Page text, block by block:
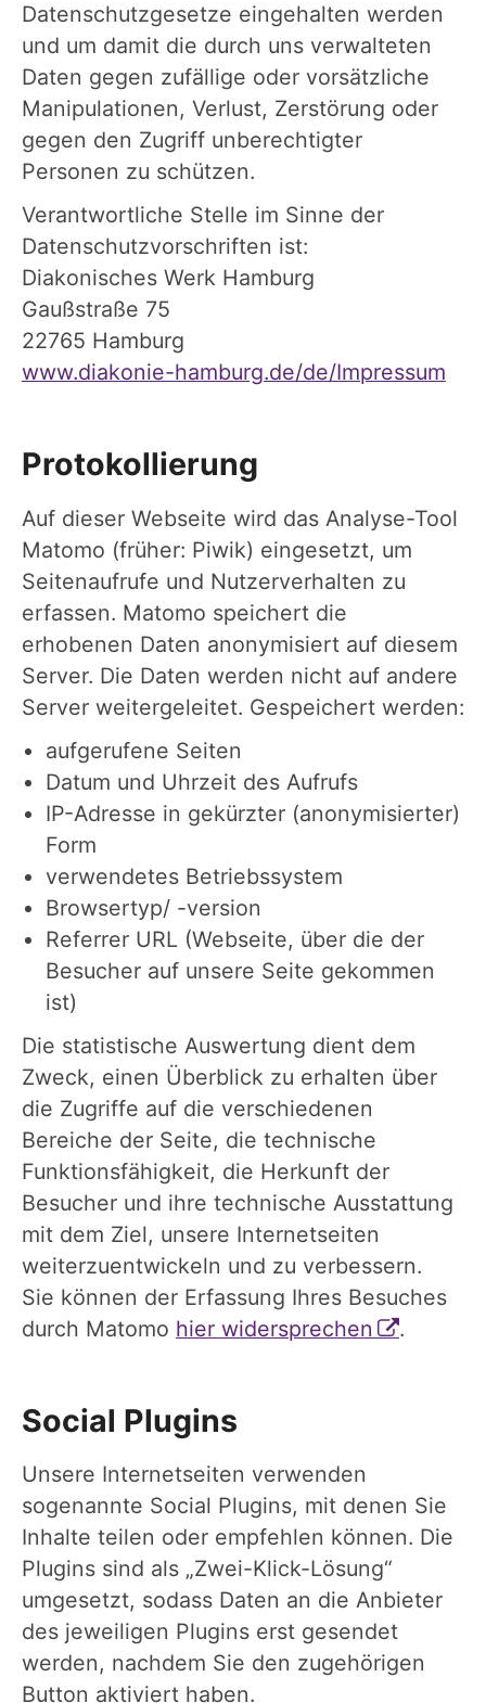
Datenschutzgesetze eingehalten werden
und um damit die durch uns verwalteten
Daten gegen zufällige oder vorsätzliche
Manipulationen, Verlust, Zerstörung oder
gegen den Zugriff unberechtigter
Personen zu schützen.
Verantwortliche Stelle im Sinne der
Datenschutzvorschriften ist:
Diakonisches Werk Hamburg
Gaußstraße 75
22765 Hamburg
www.diakonie-hamburg.de/de/Impressum
Protokollierung
Auf dieser Webseite wird das Analyse-Tool
Matomo (früher: Piwik) eingesetzt, um
Seitenaufrufe und Nutzerverhalten zu
erfassen. Matomo speichert die
erhobenen Daten anonymisiert auf diesem
Server. Die Daten werden nicht auf andere
Server weitergeleitet. Gespeichert werden:
aufgerufene Seiten
Datum und Uhrzeit des Aufrufs
IP-Adresse in gekürzter (anonymisierter)
Form
verwendetes Betriebssystem
Browsertyp/ -version
Referrer URL (Webseite, über die der
Besucher auf unsere Seite gekommen
ist)
Die statistische Auswertung dient dem
Zweck, einen Überblick zu erhalten über
die Zugriffe auf die verschiedenen
Bereiche der Seite, die technische
Funktionsfähigkeit, die Herkunft der
Besucher und ihre technische Ausstattung
mit dem Ziel, unsere Internetseiten
weiterzuentwickeln und zu verbessern.
Sie können der Erfassung Ihres Besuches
durch Matomo hier widersprechen .
Social Plugins
Unsere Internetseiten verwenden
sogenannte Social Plugins, mit denen Sie
Inhalte teilen oder empfehlen können. Die
Plugins sind als „Zwei-Klick-Lösung“
umgesetzt, sodass Daten an die Anbieter
des jeweiligen Plugins erst gesendet
werden, nachdem Sie den zugehörigen
Button aktiviert haben.